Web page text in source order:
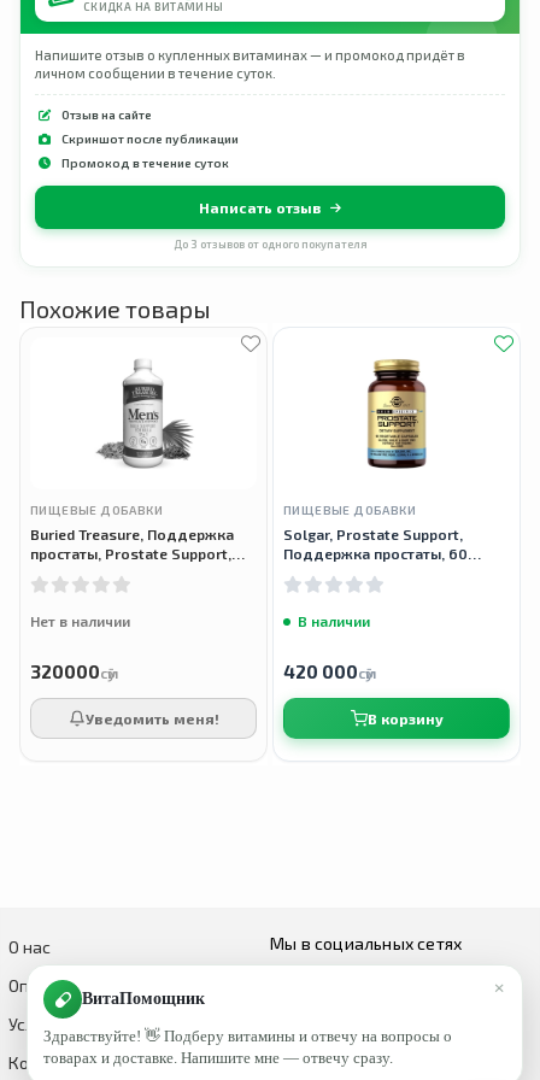
СКИДКА НА ВИТАМИНЫ
Напишите отзыв о купленных витаминах — и промокод придёт в
личном сообщении в течение суток.
Отзыв на сайте
Скриншот после публикации
Промокод в течение суток
Написать отзыв
До 3 отзывов от одного покупателя
Похожие товары
ПИЩЕВЫЕ ДОБАВКИ
Buried Treasure, Поддержка
простаты, Prostate Support,
Нет в наличии
320000сӯм
Уведомить меня!
ПИЩЕВЫЕ ДОБАВКИ
Solgar, Prostate Support,
Поддержка простаты, 60
В наличии
420 000сӯм
В корзину
О нас
Оплата и доставка
Условия возврата и обмена
Контакты
Мы в социальных сетях
×
ВитаПомощник
Здравствуйте! 👋 Подберу витамины и отвечу на вопросы о
товарах и доставке. Напишите мне — отвечу сразу.